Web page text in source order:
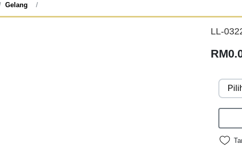
Gelang
LL-